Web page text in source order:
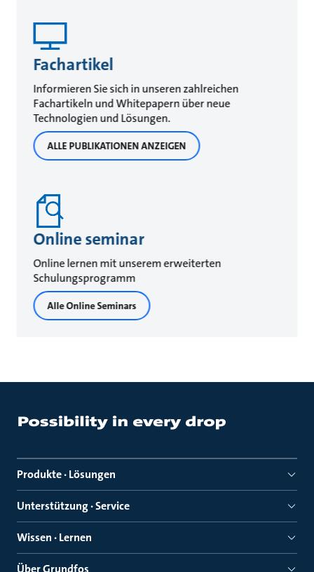
Fachartikel
Informieren Sie sich in unseren zahlreichen
Fachartikeln und Whitepapern über neue
Technologien und Lösungen.
ALLE PUBLIKATIONEN ANZEIGEN
Online seminar
Online lernen mit unserem erweiterten
Schulungsprogramm
Alle Online Seminars
Produkte · Lösungen
Unterstützung · Service
Wissen · Lernen
Über Grundfos